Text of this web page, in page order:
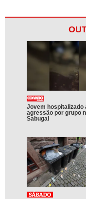
Jovem hospitalizado
agressão por grupo
Sabugal